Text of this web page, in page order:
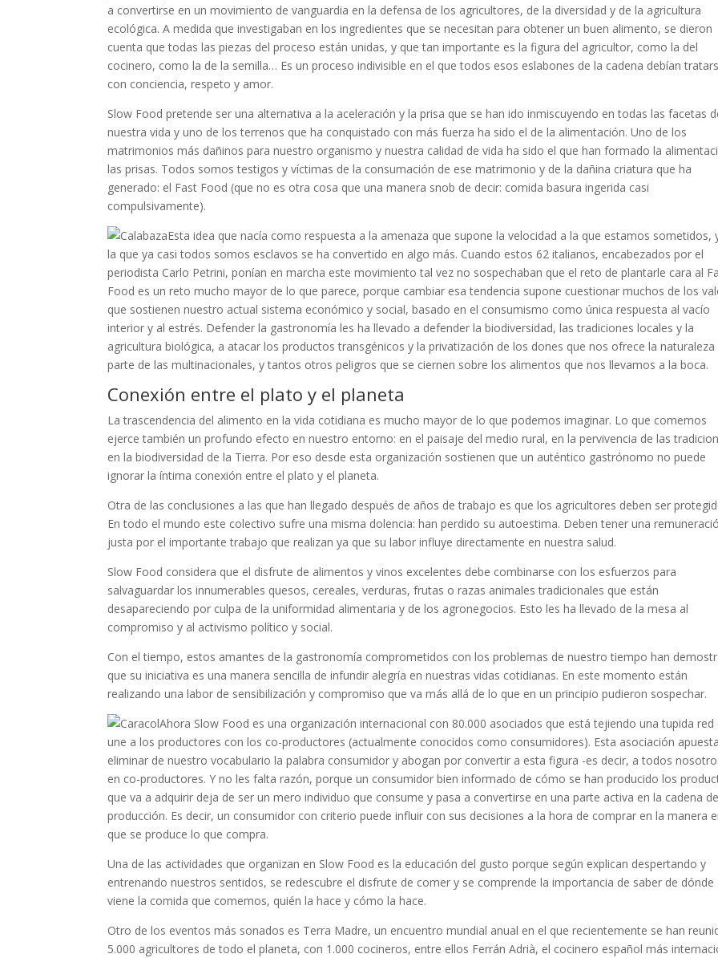
a convertirse en un movimiento de vanguardia en la defensa de los agricultores, de la diversidad y de la agricultura
ecológica. A medida que investigaban en los ingredientes que se necesitan para obtener un buen alimento, se dieron
cuenta que todas las piezas del proceso están unidas, y que tan importante es la figura del agricultor, como la del
cocinero, como la de la semilla… Es un proceso indivisible en el que todos esos eslabones de la cadena debían
con conciencia, respeto y amor.
Slow Food pretende ser una alternativa a la aceleración y la prisa que se han ido inmiscuyendo en todas las facetas
nuestra vida y uno de los terrenos que ha conquistado con más fuerza ha sido el de la alimentación. Uno de los
matrimonios más dañinos para nuestro organismo y nuestra calidad de vida ha sido el que han formado la
las prisas. Todos somos testigos y víctimas de la consumación de ese matrimonio y de la dañina criatura que ha
generado: el Fast Food (que no es otra cosa que una manera snob de decir: comida basura ingerida casi
compulsivamente).
Esta idea que nacía como respuesta a la amenaza que supone la velocidad a la que estamos sometidos,
la que ya casi todos somos esclavos se ha convertido en algo más. Cuando estos 62 italianos, encabezados por el
periodista Carlo Petrini, ponían en marcha este movimiento tal vez no sospechaban que el reto de plantarle cara al
Food es un reto mucho mayor de lo que parece, porque cambiar esa tendencia supone cuestionar muchos de los
que sostienen nuestro actual sistema económico y social, basado en el consumismo como única respuesta al vacío
interior y al estrés. Defender la gastronomía les ha llevado a defender la biodiversidad, las tradiciones locales y la
agricultura biológica, a atacar los productos transgénicos y la privatización de los dones que nos ofrece la
parte de las multinacionales, y tantos otros peligros que se ciernen sobre los alimentos que nos llevamos a la boca.
Conexión entre el plato y el planeta
La trascendencia del alimento en la vida cotidiana es mucho mayor de lo que podemos imaginar. Lo que comemos
ejerce también un profundo efecto en nuestro entorno: en el paisaje del medio rural, en la pervivencia de las
en la biodiversidad de la Tierra. Por eso desde esta organización sostienen queun auténtico gastrónomo no puede
ignorar la íntima conexión entre el plato y el planeta.
Otra de las conclusiones a las que han llegado después de años de trabajo es que los agricultores deben ser
En todo el mundo este colectivo sufre una misma dolencia: han perdido su autoestima. Deben tener una
justa por el importante trabajo que realizan ya que su labor influye directamente en nuestra salud.
Slow Food considera que el disfrute de alimentos y vinos excelentes debe combinarse con los esfuerzos para
salvaguardar los innumerables quesos, cereales, verduras, frutas o razas animales tradicionales que están
desapareciendo por culpa de la uniformidad alimentaria y de los agronegocios. Esto les ha llevado de la mesa al
compromiso y al activismo político y social.
Con el tiempo, estos amantes de la gastronomía comprometidos con los problemas de nuestro tiempo han
que su iniciativa es una manera sencilla de infundir alegría en nuestras vidas cotidianas. En este momento están
realizando una labor de sensibilización y compromiso que va más allá de lo que en un principio pudieron sospechar.
Ahora Slow Food es una organización internacional con 80.000 asociados que está tejiendo una tupida red
une a los productores con los co-productores (actualmente conocidos como consumidores). Esta asociación
eliminar de nuestro vocabulario la palabra consumidor y abogan por convertir a esta figura -es decir, a todos
en co-productores. Y no les falta razón, porque un consumidor bien informado de cómo se han producido los
que va a adquirir deja de ser un mero individuo que consume y pasa a convertirse en una parte activa en la cadena de
producción. Es decir, un consumidor con criterio puede influir con sus decisiones a la hora de comprar en la manera
que se produce lo que compra.
Una de las actividades que organizan en Slow Food es la educación del gusto porque según explican despertando y
entrenando nuestros sentidos, se redescubre el disfrute de comer y se comprende la importancia de saber de dónde
viene la comida que comemos, quién la hace y cómo la hace.
Otro de los eventos más sonados es Terra Madre, un encuentro mundial anual en el que recientemente se han
5.000 agricultores de todo el planeta, con 1.000 cocineros, entre ellos Ferrán Adrià, el cocinero español más